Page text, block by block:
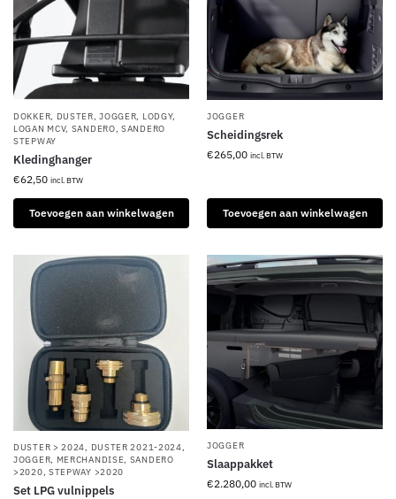
DOKKER, DUSTER,JOGGER, LODGY,
LOGAN MCV, SANDERO,SANDERO
STEPWAY
Kledinghanger
€62,50 incl. BTW
Toevoegen aan winkelwagen
JOGGER
Scheidingsrek
€265,00 incl. BTW
Toevoegen aan winkelwagen
DUSTER > 2024, DUSTER 2021-2024,
JOGGER, MERCHANDISE, SANDERO
>2020, STEPWAY >2020
Set LPG vulnippels
JOGGER
Slaappakket
€2.280,00 incl. BTW